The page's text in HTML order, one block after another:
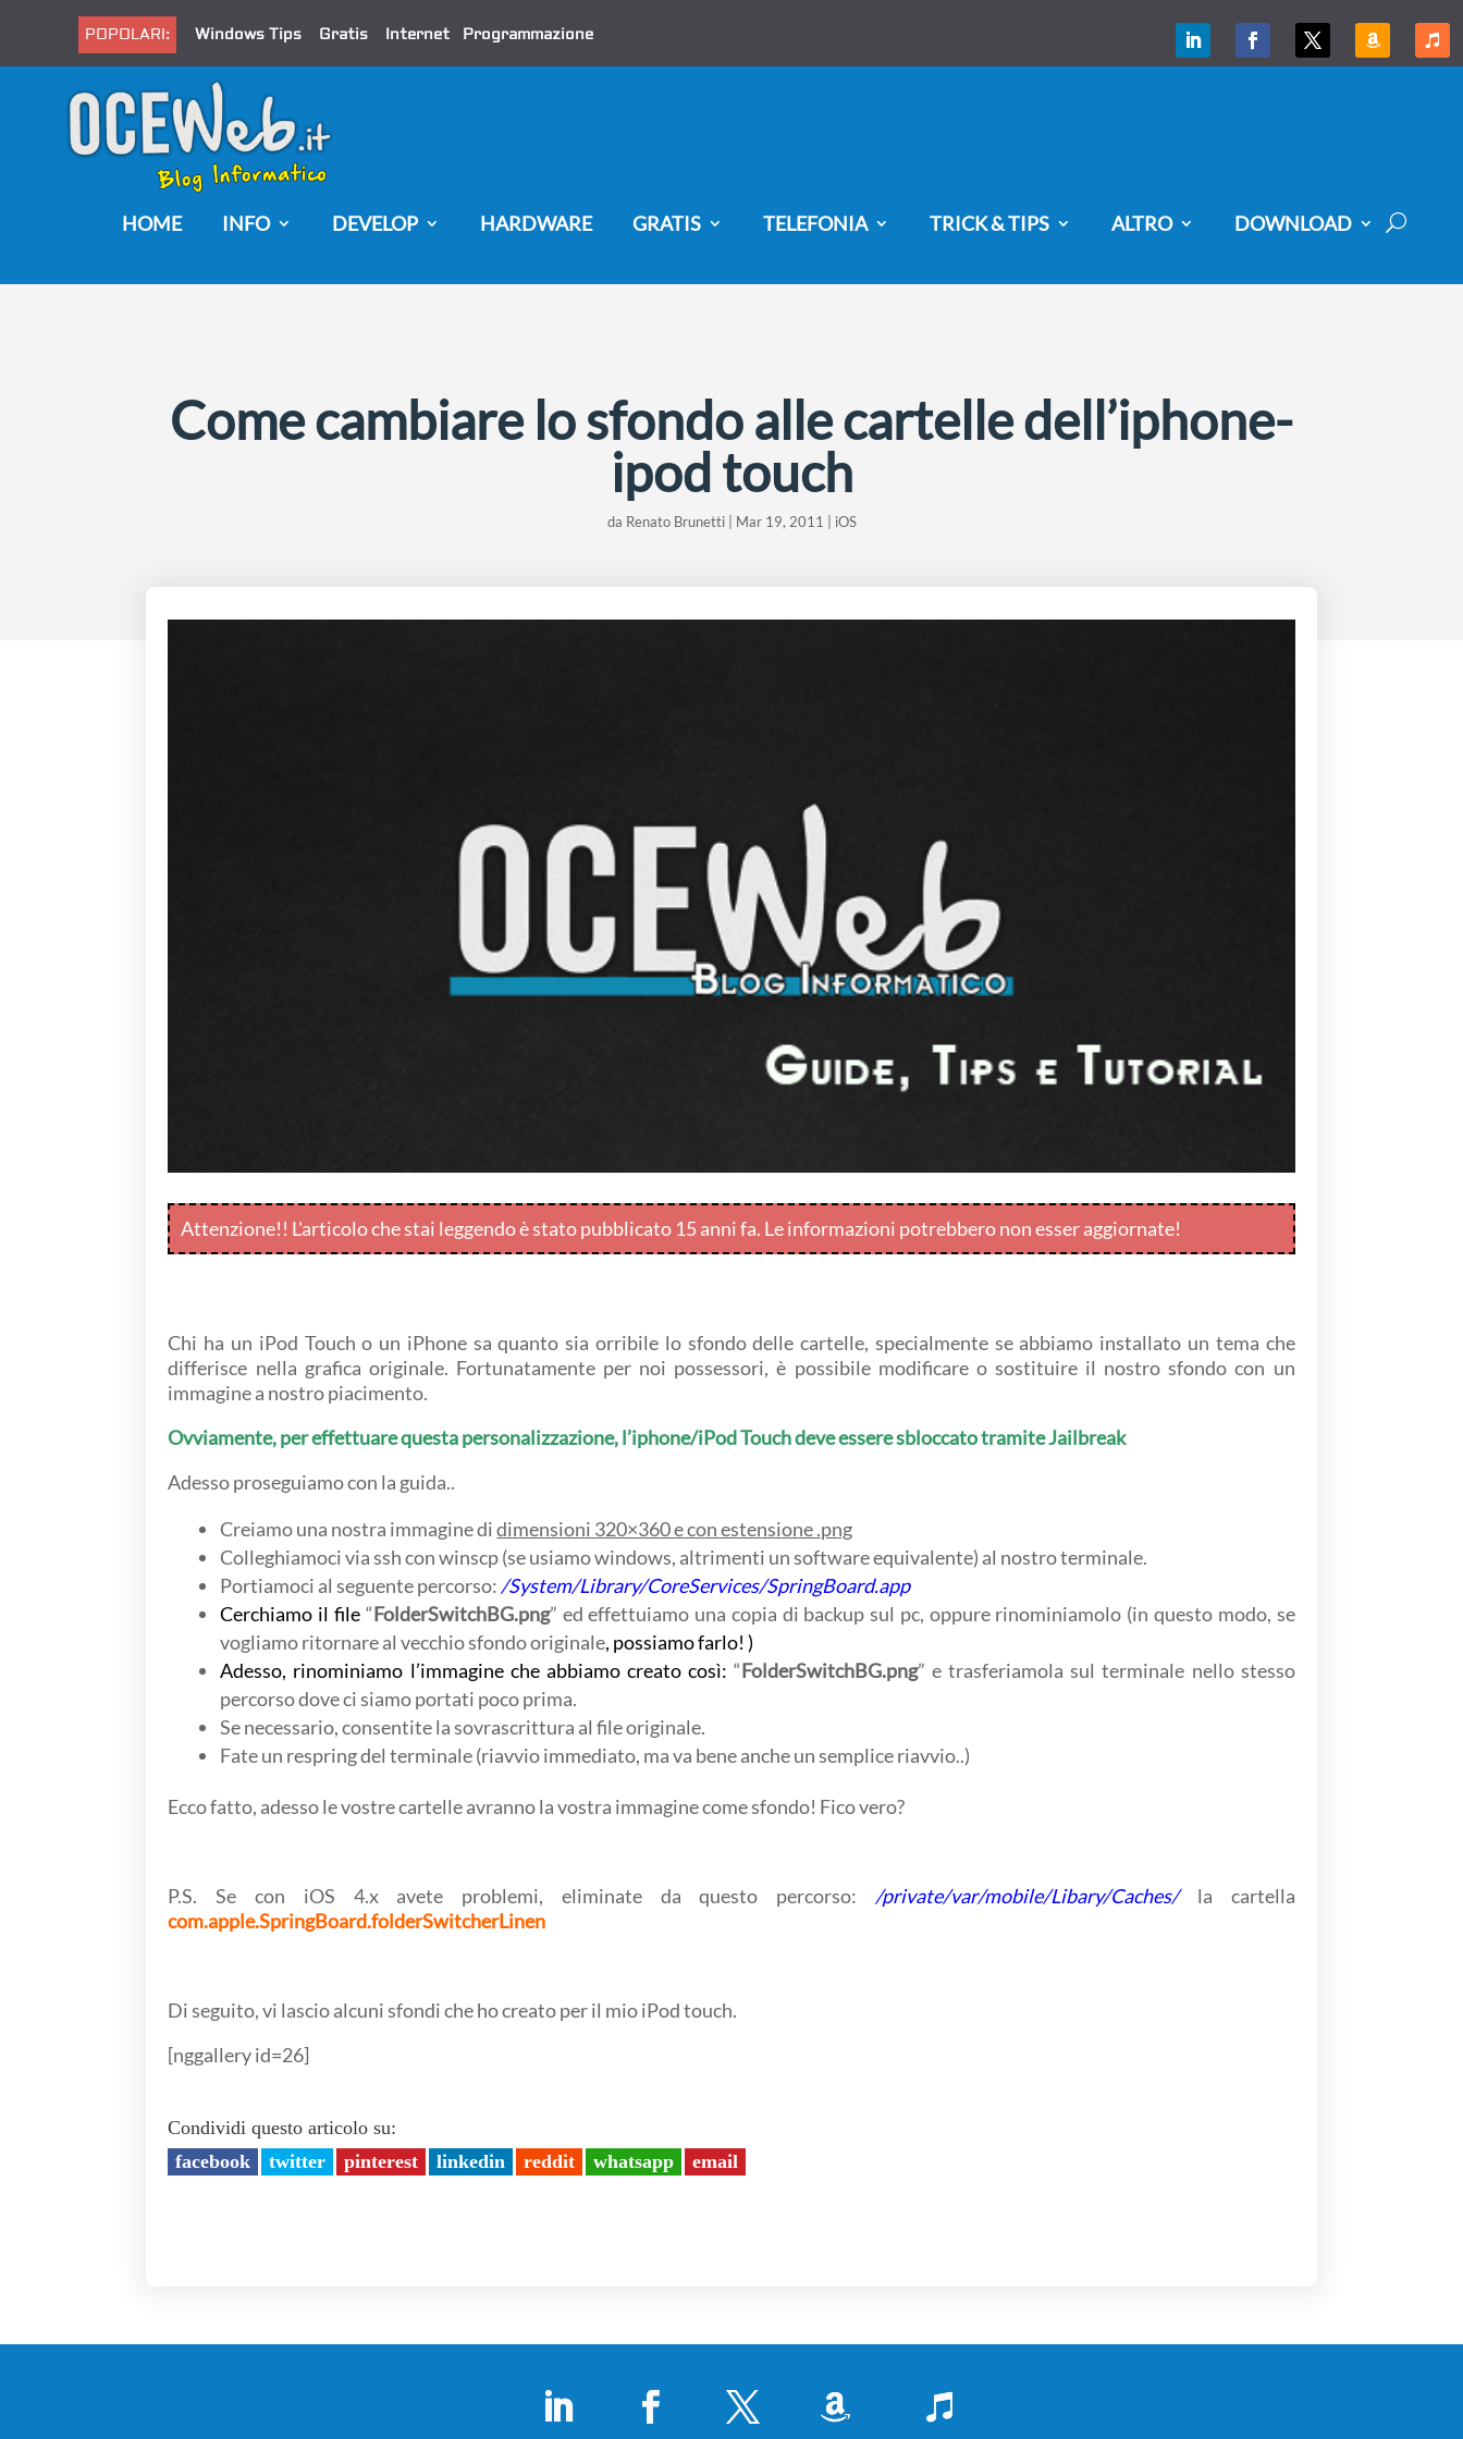
POPOLARI: Windows Tips Gratis Internet Programmazione
HOME INFO DEVELOP HARDWARE GRATIS TELEFONIA TRICK & TIPS ALTRO DOWNLOAD
Come cambiare lo sfondo alle cartelle dell’iphone-
ipod touch
da Renato Brunetti| Mar 19, 2011 iOS
Attenzione!! L'articolo che stai leggendo è stato pubblicato 15 anni fa. Le informazioni potrebbero non esser aggiornate!
Chi ha un iPod Touch o un iPhone sa quanto sia orribile lo sfondo delle cartelle, specialmente se abbiamo installato un tema che
differisce nella grafica originale. Fortunatamente per noi possessori, è possibile modificare o sostituire il nostro sfondo con un
immagine a nostro piacimento.
Ovviamente, per effettuare questa personalizzazione, l’iphone/iPod Touch deve essere sbloccato tramite Jailbreak
Adesso proseguiamo con la guida..
Creiamo una nostra immagine didimensioni 320×360 e con estensione .png
Colleghiamoci via ssh con winscp (se usiamo windows, altrimenti un software equivalente) al nostro terminale.
Portiamoci al seguente percorso: /System/Library/CoreServices/SpringBoard.app
Cerchiamo il file “FolderSwitchBG.png” ed effettuiamo una copia di backup sul pc, oppure rinominiamolo (in questo modo, se
vogliamo ritornare al vecchio sfondo originale, possiamo farlo! )
Adesso, rinominiamo l’immagine che abbiamo creato così:“FolderSwitchBG.png” e trasferiamola sul terminale nello stesso
percorso dove ci siamo portati poco prima.
Se necessario, consentite la sovrascrittura al file originale.
Fate un respring del terminale (riavvio immediato, ma va bene anche un semplice riavvio..)
Ecco fatto, adesso le vostre cartelle avranno la vostra immagine come sfondo! Fico vero?
P.S. Se con iOS 4.x avete problemi, eliminate da questo percorso: /private/var/mobile/Libary/Caches/la cartella
com.apple.SpringBoard.folderSwitcherLinen
Di seguito, vi lascio alcuni sfondi che ho creato per il mio iPod touch.
[nggallery id=26]
Condividi questo articolo su:
facebook
twitter pinterest linkedin reddit whatsapp email